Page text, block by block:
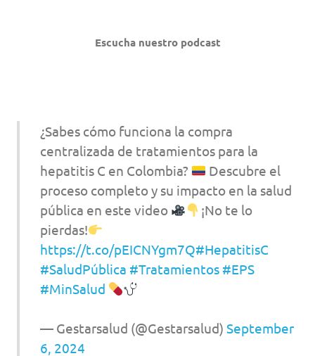
Escucha nuestro podcast
¿Sabes cómo funciona la compra
centralizada de tratamientos para la
hepatitis C en Colombia?
Descubre el
proceso completo y su impacto en la salud
pública en este video
¡No te lo
pierdas!
https://t.co/pEICNYgm7Q#HepatitisC
#SaludPública #Tratamientos #EPS
#MinSalud
— Gestarsalud (@Gestarsalud) September
6, 2024